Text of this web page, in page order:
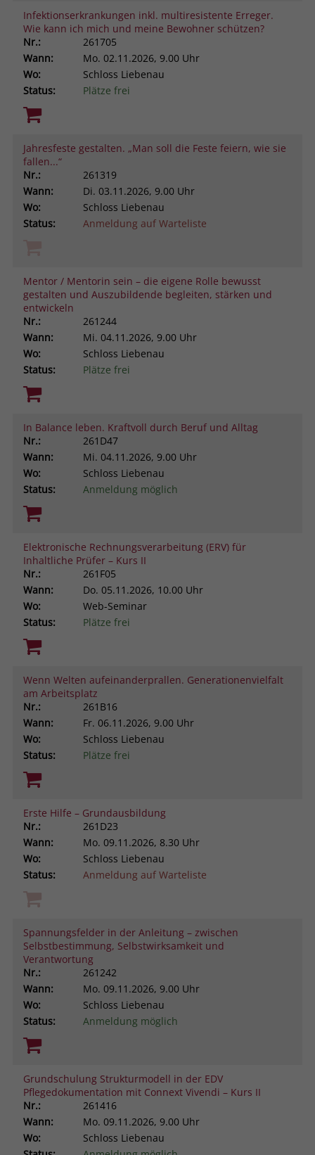
Infektionserkrankungen inkl. multiresistente Erreger.
Wie kann ich mich und meine Bewohner schützen?
Nr.:
261705
Wann:
Mo. 02.11.2026, 9.00 Uhr
Wo:
Schloss Liebenau
Status:
Plätze frei
Jahresfeste gestalten. „Man soll die Feste feiern, wie sie
fallen...“
Nr.:
261319
Wann:
Di. 03.11.2026, 9.00 Uhr
Wo:
Schloss Liebenau
Status:
Anmeldung auf Warteliste
Mentor / Mentorin sein – die eigene Rolle bewusst
gestalten und Auszubildende begleiten, stärken und
entwickeln
Nr.:
261244
Wann:
Mi. 04.11.2026, 9.00 Uhr
Wo:
Schloss Liebenau
Status:
Plätze frei
In Balance leben. Kraftvoll durch Beruf und Alltag
Nr.:
261D47
Wann:
Mi. 04.11.2026, 9.00 Uhr
Wo:
Schloss Liebenau
Status:
Anmeldung möglich
Elektronische Rechnungsverarbeitung (ERV) für
Inhaltliche Prüfer – Kurs II
Nr.:
261F05
Wann:
Do. 05.11.2026, 10.00 Uhr
Wo:
Web-Seminar
Status:
Plätze frei
Wenn Welten aufeinanderprallen. Generationenvielfalt
am Arbeitsplatz
Nr.:
261B16
Wann:
Fr. 06.11.2026, 9.00 Uhr
Wo:
Schloss Liebenau
Status:
Plätze frei
Erste Hilfe – Grundausbildung
Nr.:
261D23
Wann:
Mo. 09.11.2026, 8.30 Uhr
Wo:
Schloss Liebenau
Status:
Anmeldung auf Warteliste
Spannungsfelder in der Anleitung – zwischen
Selbstbestimmung, Selbstwirksamkeit und
Verantwortung
Nr.:
261242
Wann:
Mo. 09.11.2026, 9.00 Uhr
Wo:
Schloss Liebenau
Status:
Anmeldung möglich
Grundschulung Strukturmodell in der EDV
Pflegedokumentation mit Connext Vivendi – Kurs II
Nr.:
261416
Wann:
Mo. 09.11.2026, 9.00 Uhr
Wo:
Schloss Liebenau